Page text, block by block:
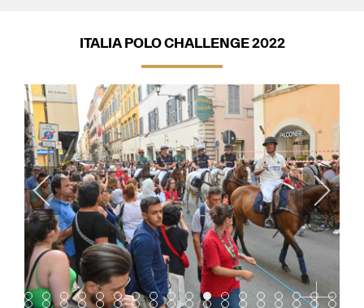
ITALIA POLO CHALLENGE 2022
Item 0Item 1Item 2Item 3Item 4Item 5Item 6Item 7Item 8Item 9Item 10
Item 11Item 12Item 13Item 14Item 15
Item 16Item